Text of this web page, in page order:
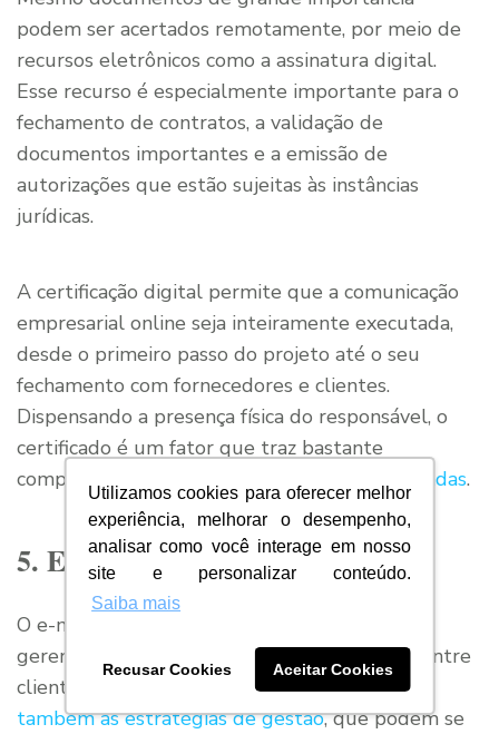
Utilizamos cookies para oferecer melhor
experiência, melhorar o desempenho,
analisar como você interage em nosso
site e personalizar conteúdo.
Saiba mais
Recusar Cookies Aceitar Cookies
podem ser acertados remotamente, por meio de
recursos eletrônicos como a assinatura digital.
Esse recurso é especialmente importante para o
fechamento de contratos, a validação de
documentos importantes e a emissão de
autorizações que estão sujeitas às instâncias
jurídicas.
A certificação digital permite que a comunicação
empresarial online seja inteiramente executada,
desde o primeiro passo do projeto até o seu
fechamento com fornecedores e clientes.
Dispensando a presença física do responsável, o
certificado é um fator que traz bastante
competitividade e
auxilia a impulsionar as vendas.
5. E-mail corporativo
O e-mail corporativo é o meio de melhor
gerenciamento de conteúdos ricos trocados entre
clientes, fornecedores e equipe.Facilitando
também as estratégias de gestão, que podem se